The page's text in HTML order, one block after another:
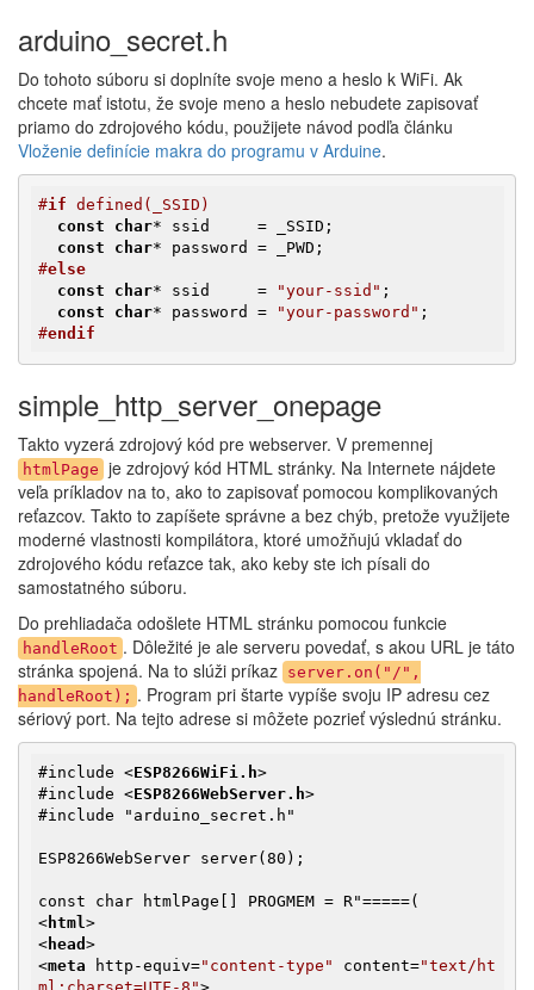
arduino_secret.h
Do tohoto súboru si doplníte svoje meno a heslo k WiFi. Ak
chcete mať istotu, že svoje meno a heslo nebudete zapisovať
priamo do zdrojového kódu, použijete návod podľa článku
Vloženie definície makra do programu v Arduine.
#if defined(_SSID)
const
char* ssid     = _SSID;
const
char
#else
const
char* ssid     = "your-ssid" ;
const
char* password = "your-password"
#endif
simple_http_server_onepage
Takto vyzerá zdrojový kód pre webserver. V premennej
htmlPage je zdrojový kód HTML stránky. Na Internete nájdete
veľa príkladov na to, ako to zapisovať pomocou komplikovaných
reťazcov. Takto to zapíšete správne a bez chýb, pretože využijete
moderné vlastnosti kompilátora, ktoré umožňujú vkladať do
zdrojového kódu reťazce tak, ako keby ste ich písali do
samostatného súboru.
Do prehliadača odošlete HTML stránku pomocou funkcie
handleRoot . Dôležité je ale serveru povedať, s akou URL je táto
stránka spojená. Na to slúži príkaz server.on("/",
handleRoot); . Program pri štarte vypíše svoju IP adresu cez
sériový port. Na tejto adrese si môžete pozrieť výslednú stránku.
#include <ESP8266WiFi.h>
#include <ESP8266WebServer.h>
#include "arduino_secret.h"
ESP8266WebServer server(80);
< html >
< head >
<meta http-equiv="content-type" content="text/ht
ml;charset=UTF-8">